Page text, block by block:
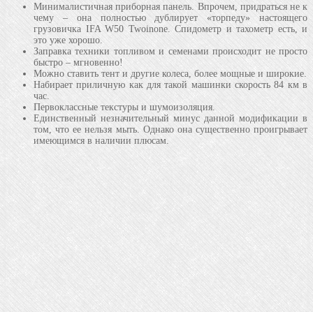
Минималистичная приборная панель. Впрочем, придраться не к
чему – она полностью дублирует «торпеду» настоящего
грузовичка IFA W50 Twoinone. Спидометр и тахометр есть, и
это уже хорошо.
Заправка техники топливом и семенами происходит не просто
быстро – мгновенно!
Можно ставить тент и другие колеса, более мощные и широкие.
Набирает приличную как для такой машинки скорость 84 км в
час.
Первоклассные текстуры и шумоизоляция.
Единственный незначительный минус данной модификации в
том, что ее нельзя мыть. Однако она существенно проигрывает
имеющимся в наличии плюсам.